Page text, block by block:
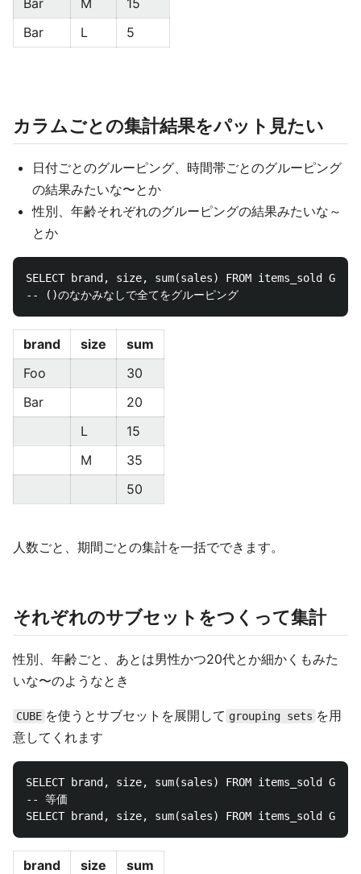
Bar M
15
Bar
L 5
カラムごとの集計結果をパット見たい
日付ごとのグルーピング、時間帯ごとのグルーピング
の結果みたいな〜とか
性別、年齢それぞれのグルーピングの結果みたいな～
とか
SELECT brand, size, sum(sales) FROM items_sold
brand size
sum
Foo
30
Bar
20
L
15
M
35
50
人数ごと、期間ごとの集計を一括でできます。
それぞれのサブセットをつくって集計
性別、年齢ごと、あとは男性かつ20代とか細かくもみた
いな〜のようなとき
CUBE を使うとサブセットを展開して grouping sets を用
意してくれます
SELECT brand, size, sum(sales) FROM items_sold
-- 等価
brand size
sum